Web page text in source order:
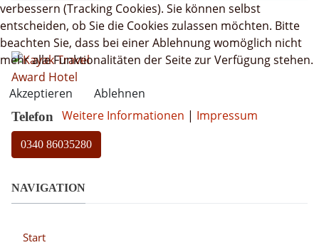
Telefon
0340 86035280
NAVIGATION
Start
verbessern (Tracking Cookies). Sie können selbst
entscheiden, ob Sie die Cookies zulassen möchten. Bitte
beachten Sie, dass bei einer Ablehnung womöglich nicht
mehr alle Funktionalitäten der Seite zur Verfügung stehen.
Akzeptieren
Ablehnen
Weitere Informationen | Impressum